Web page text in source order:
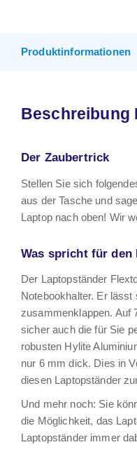
Produktinformationen
Beschreibung
Der Zaubertrick
Stellen Sie sich
aus der Tasche und
Laptop nach oben! Wir
Was spricht für den
Der Laptopständer
Notebookhalter. Er
zusammenklappen. Auf
sicher auch die für Sie
robusten Hylite
nur 6 mm dick. Dies in
diesen Laptopständer
Und mehr noch: Sie
die Möglichkeit, das
Laptopständer immer